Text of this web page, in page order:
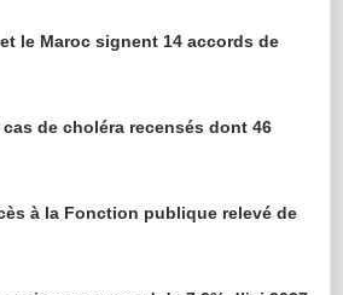
le Maroc signent 14 accords de
de choléra recensés dont 46
à la Fonction publique relevé de